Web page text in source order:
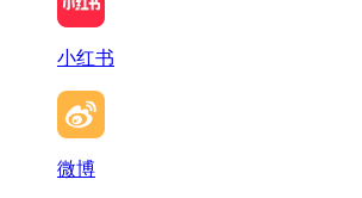
小红书
微博